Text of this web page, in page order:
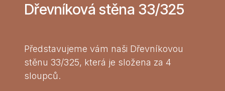
Dřevníková stěna 33/325
Představujeme vám naši Dřevníkovou
stěnu 33/325, která je složena za 4
sloupců.